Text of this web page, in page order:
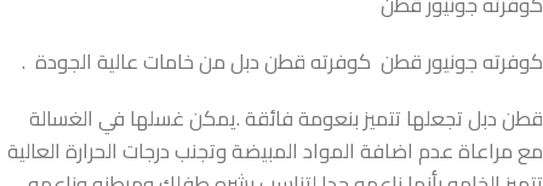
كوفرته جونيور قطن كوفرته قطن دبل من خامات عالية الجودة .
قطن دبل تجعلها تتميز بنعومة فائقة .يمكن غسلها في الغسالة
مع مراعاة عدم اضافة المواد المبيضة وتجنب درجات الحرارة العالية